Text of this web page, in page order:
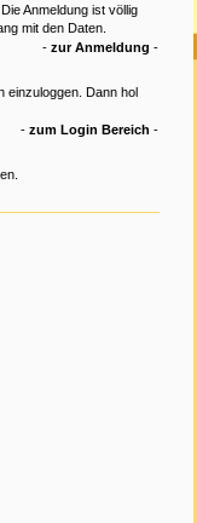
Anmeldung ist völlig
mit den Daten.
- zur Anmeldung -
einzuloggen. Dann hol
- zum Login Bereich -